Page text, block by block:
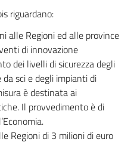
riguardano:
alle Regioni ed alle province
di innovazione
dei livelli di sicurezza degli
sci e degli impianti di
è destinata ai
Il provvedimento è di
Regioni di 3 milioni di euro